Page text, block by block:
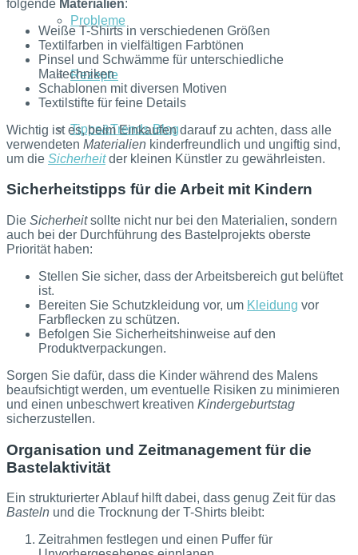
Probleme
Rezepte
Tipps&Trends Blog
folgende Materialien:
Weiße T-Shirts in verschiedenen Größen
Textilfarben in vielfältigen Farbtönen
Pinsel und Schwämme für unterschiedliche
Maltechniken
Schablonen mit diversen Motiven
Textilstifte für feine Details
Wichtig ist es, beim Einkaufen darauf zu achten, dass alle
verwendeten Materialien kinderfreundlich und ungiftig sind,
um die Sicherheitder kleinen Künstler zu gewährleisten.
Sicherheitstipps für die Arbeit mit Kindern
Die Sicherheitsollte nicht nur bei den Materialien, sondern
auch bei der Durchführung des Bastelprojekts oberste
Priorität haben:
Stellen Sie sicher, dass der Arbeitsbereich gut belüftet
ist.
Bereiten Sie Schutzkleidung vor, um Kleidung vor
Farbflecken zu schützen.
Befolgen Sie Sicherheitshinweise auf den
Produktverpackungen.
Sorgen Sie dafür, dass die Kinder während des Malens
beaufsichtigt werden, um eventuelle Risiken zu minimieren
und einen unbeschwert kreativen Kindergeburtstag
sicherzustellen.
Organisation und Zeitmanagement für die
Bastelaktivität
Ein strukturierter Ablauf hilft dabei, dass genug Zeit für das
Basteln und die Trocknung der T-Shirts bleibt:
Zeitrahmen festlegen und einen Puffer für